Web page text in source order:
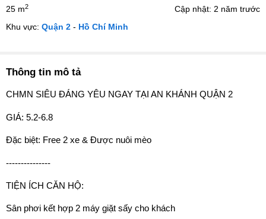
25 m2
Cập nhật: 2 năm trước
Khu vực: Quận 2 - Hồ Chí Minh
Thông tin mô tả
CHMN SIÊU ĐÁNG YÊU NGAY TẠI AN KHÁNH QUẬN 2
GIÁ: 5.2-6.8
Đặc biệt: Free 2 xe & Được nuôi mèo
---------------
TIỆN ÍCH CĂN HỘ:
Sân phơi kết hợp 2 máy giặt sấy cho khách